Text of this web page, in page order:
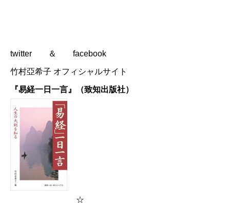
twitter ＆ facebook
竹村亞希子 オフィシャルサイト
『易経一日一言』（致知出版社）
☆